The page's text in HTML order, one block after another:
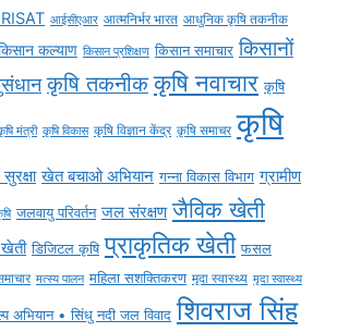
आईसीएआर आत्मनिर्भर भारत आधुनिक कृषि तकनीक
कल्याण किसान प्रशिक्षण किसान समाचार किसानों
कृषि तकनीक कृषि नवाचार कृषि
मंत्री कृषि विकास कृषि विज्ञान केंद्र कृषि समाचर कृषि
खेत बचाओ अभियान गन्ना विकास विभाग ग्रामीण
जलवायु परिवर्तन जल संरक्षण जैविक खेती
डिजिटल कृषि प्राकृतिक खेती फसल
मत्स्य पालन महिला सशक्तिकरण मृदा स्वास्थ्य मृदा स्वास्थ्य
अभियान • सिंधु नदी जल विवाद शिवराज सिंह